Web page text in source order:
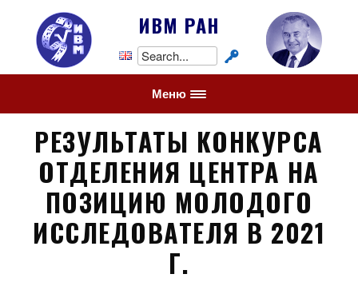
ИВМ РАН
Search
for:
Меню
РЕЗУЛЬТАТЫ КОНКУРСА
ОТДЕЛЕНИЯ ЦЕНТРА НА
ПОЗИЦИЮ МОЛОДОГО
ИССЛЕДОВАТЕЛЯ В 2021
Г.